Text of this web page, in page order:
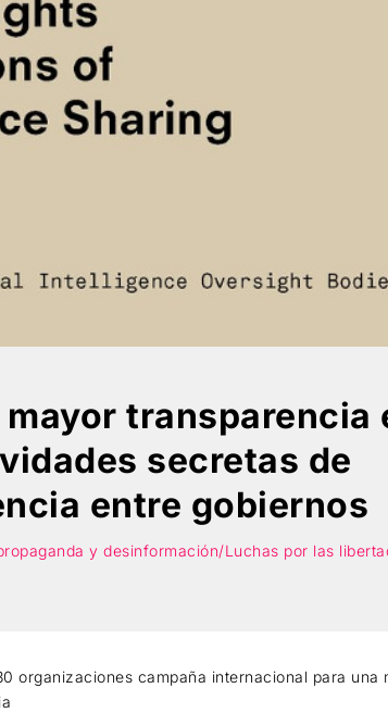
transparencia
secretas de
entre gobiernos
y desinformación/Luchas por las
organizaciones campaña internacional para una